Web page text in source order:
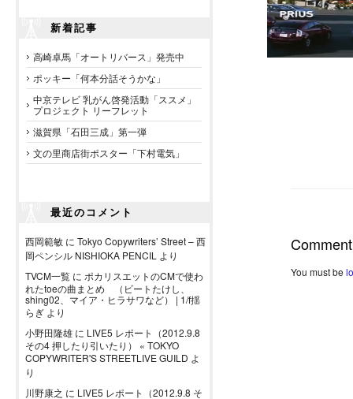
新着記事
高崎卓馬「オートリバース」発売中
ポッキー「何本分話そうかな」
中京テレビ 乳がん啓発活動「ススメ」
プロジェクト リーフレット
滋賀県「石田三成」第一弾
文の里商店街ポスター「下村電気」
最近のコメント
西岡範敏 に Tokyo Copywriters’ Street – 西
岡ペンシル NISHIOKA PENCIL より
TVCM一覧 に ポカリスエットのCMで使わ
れたtoeの曲まとめ （ビートたけし、
shing02、マイア・ヒラサワなど） | 1/f揺
らぎ より
小野田隆雄 に LIVE5 レポート（2012.9.8
その4 押したり引いたり） « TOKYO
COPYWRITER'S STREETLIVE GUILD よ
り
川野康之 に LIVE5 レポート（2012.9.8 そ
Comment
You must be